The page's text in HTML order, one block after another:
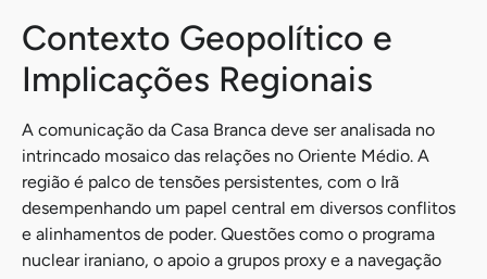
Contexto Geopolítico e
Implicações Regionais
A comunicação da Casa Branca deve ser analisada no
intrincado mosaico das relações no Oriente Médio. A
região é palco de tensões persistentes, com o Irã
desempenhando um papel central em diversos conflitos
e alinhamentos de poder. Questões como o programa
nuclear iraniano, o apoio a grupos proxy e a navegação